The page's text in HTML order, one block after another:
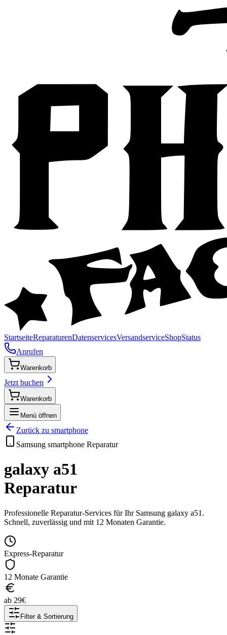
StartseiteReparaturenDatenservicesVersandserviceShopStatus
Anrufen
Warenkorb
Jetzt buchen
Warenkorb
Menü öffnen
Zurück zu smartphone
Samsung smartphone Reparatur
galaxy a51
Reparatur
Professionelle Reparatur-Services für Ihr Samsung galaxy a51 .
Schnell, zuverlässig und mit 12 Monaten Garantie.
Express-Reparatur
12 Monate Garantie
ab 29€
Filter & Sortierung